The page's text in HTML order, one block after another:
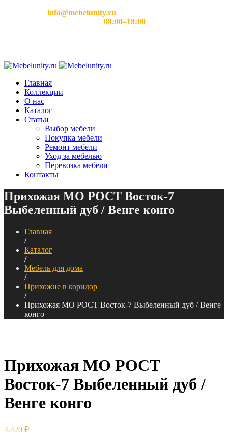
info@mebelunity.ru
08:00–18:00
Главная
Коллекции
О нас
Каталог
Статьи
Выбор мебели
Покупка мебели
Ремонт мебели
Уход за мебелью
Перевозка мебели
Контакты
Прихожая МО РОСТ Восток-7
Выбеленный дуб / Венге конго
Главная
/
Каталог
/
Мебель для дома
/
Прихожие в коридор
/
Прихожая МО РОСТ Восток-7 Выбеленный дуб / Венге
конго
Прихожая МО РОСТ
Восток-7 Выбеленный дуб /
Венге конго
4.420 ₽